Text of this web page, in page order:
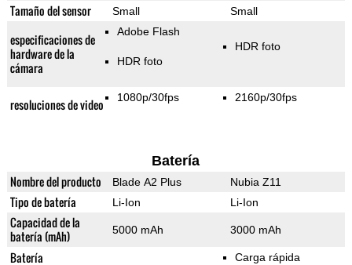
Tamaño del sensor Small Small
especificaciones de
hardware de la
cámara
Adobe Flash
HDR foto
HDR foto
resoluciones de video 1080p/30fps 2160p/30fps
Batería
Nombre del producto Blade A2 Plus Nubia Z11
Tipo de batería Li-Ion Li-Ion
Capacidad de la
batería (mAh)
5000 mAh 3000 mAh
Batería
Carga rápida